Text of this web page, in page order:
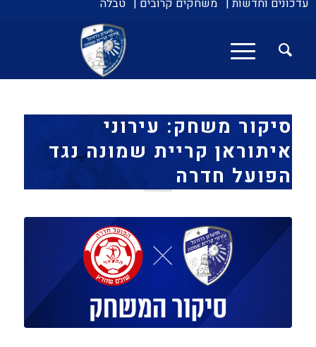
עדכונים וחדשות | משחקים קרובים | טבלה
סיקור משחק: עירוני
איתוראן קריית שמונה נגד
הפועל חדרה